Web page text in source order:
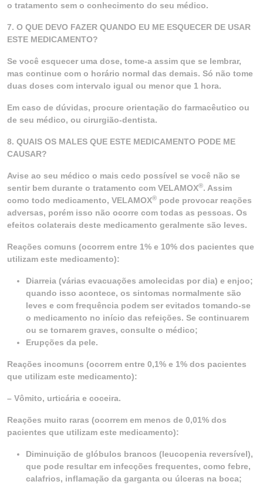
o tratamento sem o conhecimento do seu médico.
7. O QUE DEVO FAZER QUANDO EU ME ESQUECER DE USAR
ESTE MEDICAMENTO?
Se você esquecer uma dose, tome-a assim que se lembrar,
mas continue com o horário normal das demais. Só não tome
duas doses com intervalo igual ou menor que 1 hora.
Em caso de dúvidas, procure orientação do farmacêutico ou
de seu médico, ou cirurgião-dentista.
8. QUAIS OS MALES QUE ESTE MEDICAMENTO PODE ME
CAUSAR?
Avise ao seu médico o mais cedo possível se você não se
sentir bem durante o tratamento com VELAMOX®. Assim
como todo medicamento, VELAMOX® pode provocar reações
adversas, porém isso não ocorre com todas as pessoas. Os
efeitos colaterais deste medicamento geralmente são leves.
Reações comuns (ocorrem entre 1% e 10% dos pacientes que
utilizam este medicamento):
Diarreia (várias evacuações amolecidas por dia) e enjoo;
quando isso acontece, os sintomas normalmente são
leves e com frequência podem ser evitados tomando-se
o medicamento no início das refeições. Se continuarem
ou se tornarem graves, consulte o médico;
Erupções da pele.
Reações incomuns (ocorrem entre 0,1% e 1% dos pacientes
que utilizam este medicamento):
– Vômito, urticária e coceira.
Reações muito raras (ocorrem em menos de 0,01% dos
pacientes que utilizam este medicamento):
Diminuição de glóbulos brancos (leucopenia reversível),
que pode resultar em infecções frequentes, como febre,
calafrios, inflamação da garganta ou úlceras na boca;